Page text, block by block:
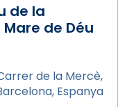
de la
de Déu
de la Mercè,
Espanya